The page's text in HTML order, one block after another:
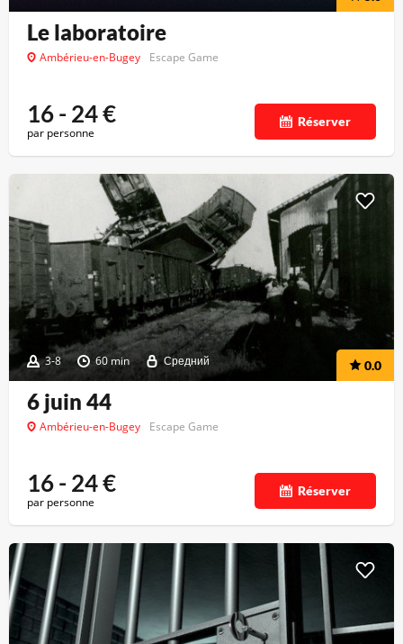
Le laboratoire
Ambérieu-en-Bugey Escape Game
16 - 24€
par personne
Réserver
3-8 60 min Средний 0.0
6 juin 44
Ambérieu-en-Bugey Escape Game
16 - 24€
par personne
Réserver